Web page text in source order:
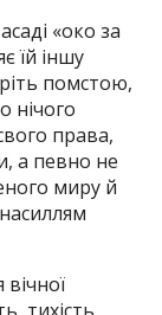
«око за
їй іншу
помстою,
нічого
права,
а певно не
миру й